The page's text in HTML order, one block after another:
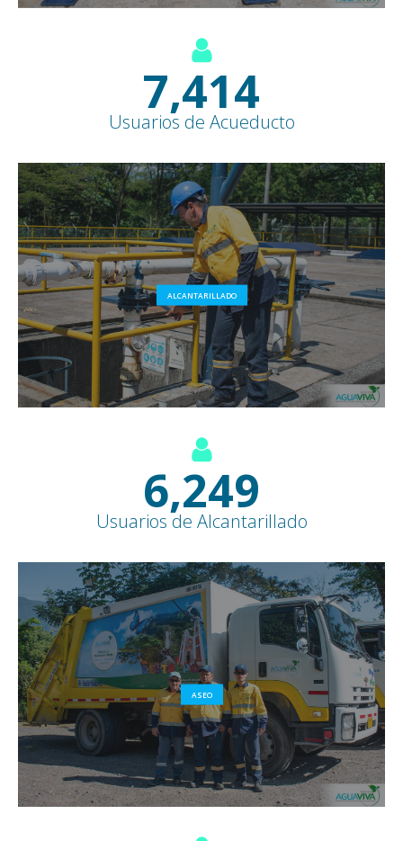
8,500+
Usuarios de Acueducto
ALCANTARILLADO
7,600+
Usuarios de Alcantarillado
ASEO